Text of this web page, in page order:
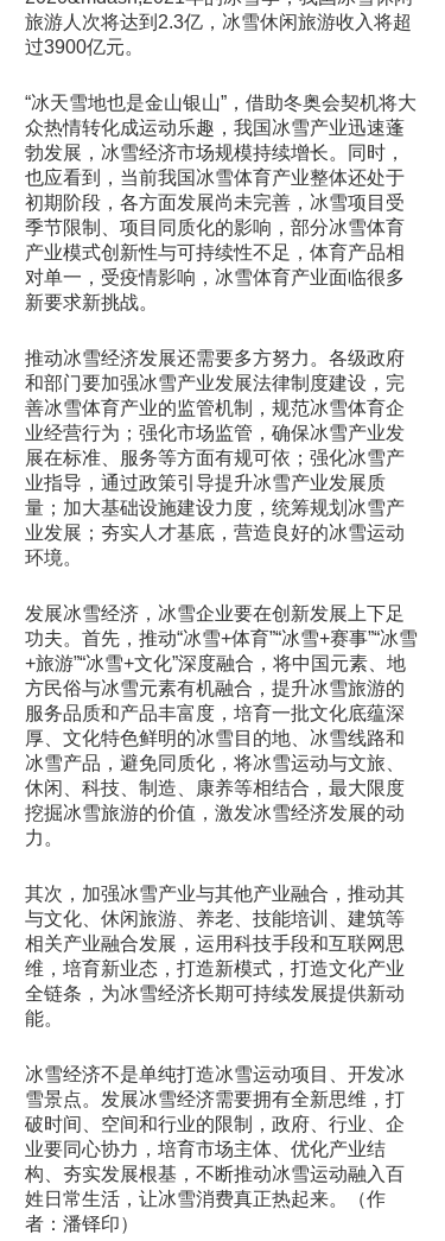
旅游人次将达到2.3亿，冰雪休闲旅游收入将超
过3900亿元。
“冰天雪地也是金山银山”，借助冬奥会契机将大
众热情转化成运动乐趣，我国冰雪产业迅速蓬
勃发展，冰雪经济市场规模持续增长。同时，
也应看到，当前我国冰雪体育产业整体还处于
初期阶段，各方面发展尚未完善，冰雪项目受
季节限制、项目同质化的影响，部分冰雪体育
产业模式创新性与可持续性不足，体育产品相
对单一，受疫情影响，冰雪体育产业面临很多
新要求新挑战。
推动冰雪经济发展还需要多方努力。各级政府
和部门要加强冰雪产业发展法律制度建设，完
善冰雪体育产业的监管机制，规范冰雪体育企
业经营行为；强化市场监管，确保冰雪产业发
展在标准、服务等方面有规可依；强化冰雪产
业指导，通过政策引导提升冰雪产业发展质
量；加大基础设施建设力度，统筹规划冰雪产
业发展；夯实人才基底，营造良好的冰雪运动
环境。
发展冰雪经济，冰雪企业要在创新发展上下足
功夫。首先，推动“冰雪+体育”“冰雪+赛事”“冰雪
+旅游”“冰雪+文化”深度融合，将中国元素、地
方民俗与冰雪元素有机融合，提升冰雪旅游的
服务品质和产品丰富度，培育一批文化底蕴深
厚、文化特色鲜明的冰雪目的地、冰雪线路和
冰雪产品，避免同质化，将冰雪运动与文旅、
休闲、科技、制造、康养等相结合，最大限度
挖掘冰雪旅游的价值，激发冰雪经济发展的动
力。
其次，加强冰雪产业与其他产业融合，推动其
与文化、休闲旅游、养老、技能培训、建筑等
相关产业融合发展，运用科技手段和互联网思
维，培育新业态，打造新模式，打造文化产业
全链条，为冰雪经济长期可持续发展提供新动
能。
冰雪经济不是单纯打造冰雪运动项目、开发冰
雪景点。发展冰雪经济需要拥有全新思维，打
破时间、空间和行业的限制，政府、行业、企
业要同心协力，培育市场主体、优化产业结
构、夯实发展根基，不断推动冰雪运动融入百
姓日常生活，让冰雪消费真正热起来。（作
者：潘铎印）